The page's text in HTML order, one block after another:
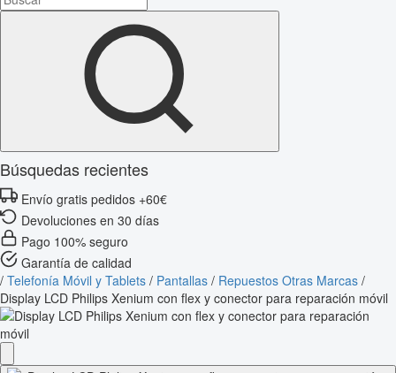
Búsquedas recientes
Envío gratis pedidos +60€
Devoluciones en 30 días
Pago 100% seguro
Garantía de calidad
/ Telefonía Móvil y Tablets / Pantallas / Repuestos Otras Marcas /
Display LCD Philips Xenium con flex y conector para reparación móvil